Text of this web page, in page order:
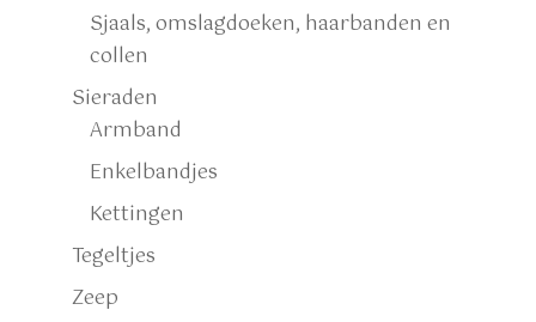
Sjaals, omslagdoeken, haarbanden en
collen
Sieraden
Armband
Enkelbandjes
Kettingen
Tegeltjes
Zeep